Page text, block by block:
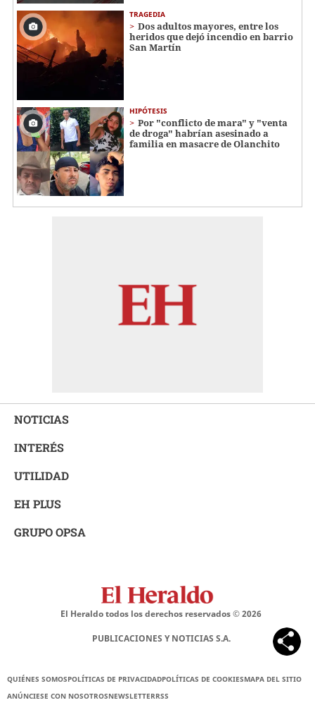
TRAGEDIA
Dos adultos mayores, entre los
heridos que dejó incendio en barrio
San Martín
HIPÓTESIS
Por "conflicto de mara" y "venta
de droga" habrían asesinado a
familia en masacre de Olanchito
NOTICIAS
INTERÉS
UTILIDAD
EH PLUS
GRUPO OPSA
El Heraldo todos los derechos reservados ©2026
PUBLICACIONES Y NOTICIAS S.A.
QUIÉNES SOMOSPOLÍTICAS DE PRIVACIDADPOLÍTICAS DE COOKIESMAPA DEL SITIO
ANÚNCIESE CON NOSOTROSNEWSLETTERRSS